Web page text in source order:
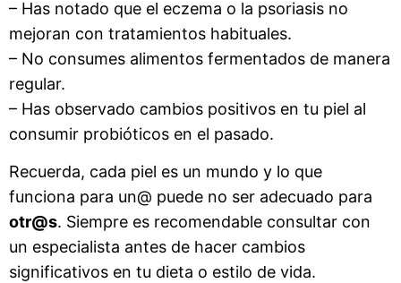
– Has notado que el eczema o la psoriasis no
mejoran con tratamientos habituales.
– No consumes alimentos fermentados de manera
regular.
– Has observado cambios positivos en tu piel al
consumir probióticos en el pasado.
Recuerda, cada piel es un mundo y lo que
funciona para un@ puede no ser adecuado para
otr@s. Siempre es recomendable consultar con
un especialista antes de hacer cambios
significativos en tu dieta o estilo de vida.